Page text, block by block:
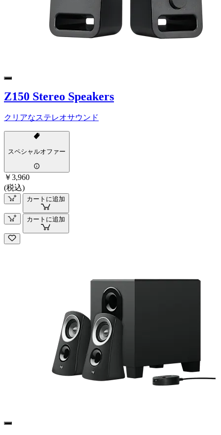
Z150 Stereo Speakers
クリアなステレオサウンド
スペシャルオファー
￥3,960
(税込)
カートに追加
カートに追加